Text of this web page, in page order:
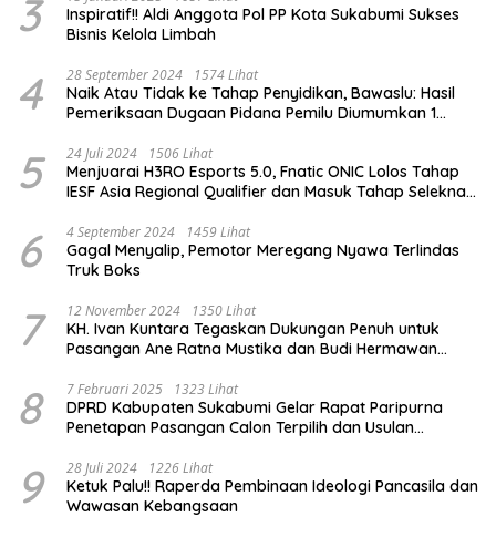
3
Inspiratif!! Aldi Anggota Pol PP Kota Sukabumi Sukses
Bisnis Kelola Limbah
4 28 September 2024 1574 Lihat
Naik Atau Tidak ke Tahap Penyidikan, Bawaslu: Hasil
Pemeriksaan Dugaan Pidana Pemilu Diumumkan 1
5 24 Juli 2024 1506 Lihat
Menjuarai H3RO Esports 5.0, Fnatic ONIC Lolos Tahap
IESF Asia Regional Qualifier dan Masuk Tahap Seleknas
6 4 September 2024 1459 Lihat
Gagal Menyalip, Pemotor Meregang Nyawa Terlindas
Truk Boks
7 12 November 2024 1350 Lihat
KH. Ivan Kuntara Tegaskan Dukungan Penuh untuk
Pasangan Ane Ratna Mustika dan Budi Hermawan
8 7 Februari 2025 1323 Lihat
DPRD Kabupaten Sukabumi Gelar Rapat Paripurna
Penetapan Pasangan Calon Terpilih dan Usulan
9 28 Juli 2024 1226 Lihat
Ketuk Palu!! Raperda Pembinaan Ideologi Pancasila dan
Wawasan Kebangsaan